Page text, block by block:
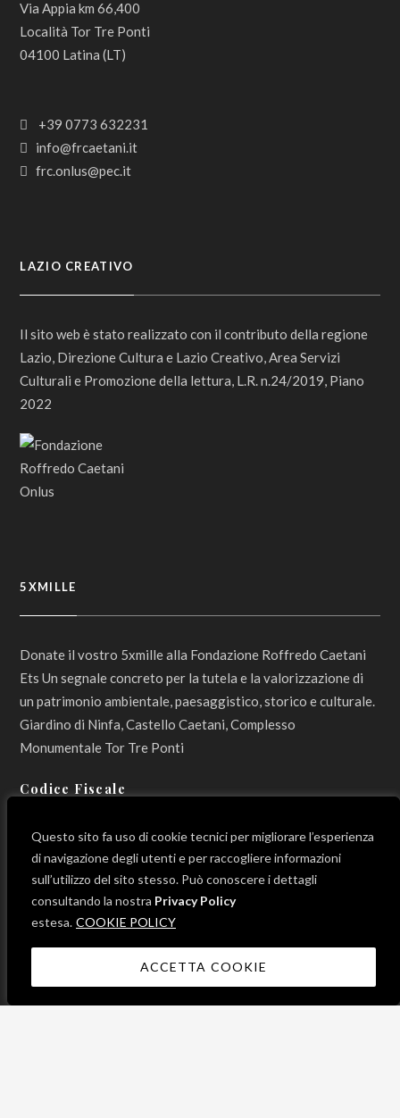
Questo sito fa uso di cookie tecnici per migliorare l’esperienza
di navigazione degli utenti e per raccogliere informazioni
sull’utilizzo del sito stesso. Può conoscere i dettagli
consultando la nostra Privacy Policy
estesa. COOKIE POLICY
ACCETTA COOKIE
Via Appia km 66,400
Località Tor Tre Ponti
04100 Latina (LT)
+39 0773 632231
info@frcaetani.it
frc.onlus@pec.it
LAZIO CREATIVO
Il sito web è stato realizzato con il contributo della regione
Lazio, Direzione Cultura e Lazio Creativo, Area Servizi
Culturali e Promozione della lettura, L.R. n.24/2019, Piano
2022
5XMILLE
Donate il vostro 5xmille alla Fondazione Roffredo Caetani
Ets Un segnale concreto per la tutela e la valorizzazione di
un patrimonio ambientale, paesaggistico, storico e culturale.
Giardino di Ninfa, Castello Caetani, Complesso
Monumentale Tor Tre Ponti
Codice Fiscale
LINK UTILI
Progetti